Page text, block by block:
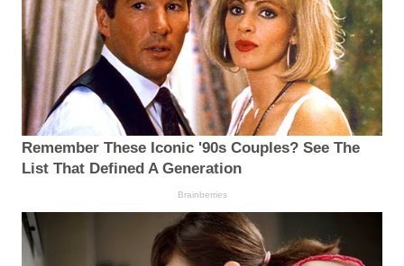
Remember These Iconic '90s Couples? See The
List That Defined A Generation
Brainberries